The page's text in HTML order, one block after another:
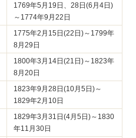
1769年5月19日、28日(6月4日)
～1774年9月22日
1775年2月15日(22日)～1799年
8月29日
1800年3月14日(21日)～1823年
8月20日
1823年9月28日(10月5日)～
1829年2月10日
1829年3月31日(4月5日)～1830
年11月30日